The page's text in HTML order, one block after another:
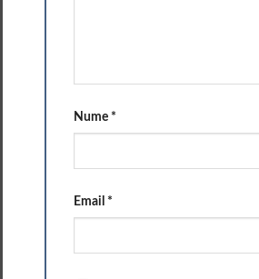
Nume *
Email *